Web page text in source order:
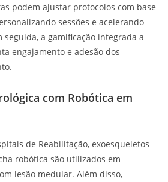
podem ajustar protocolos com base
sessões e acelerando
seguida, a gamificação integrada a
engajamento e adesão dos
com Robótica em
de Reabilitação, exoesqueletos
robótica são utilizados em
lesão medular. Além disso,